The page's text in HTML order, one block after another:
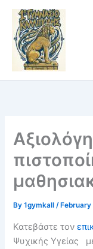
Skip
content
By1gymkall/ February
Κατεβάστε τον
Ψυχικής Υγείας